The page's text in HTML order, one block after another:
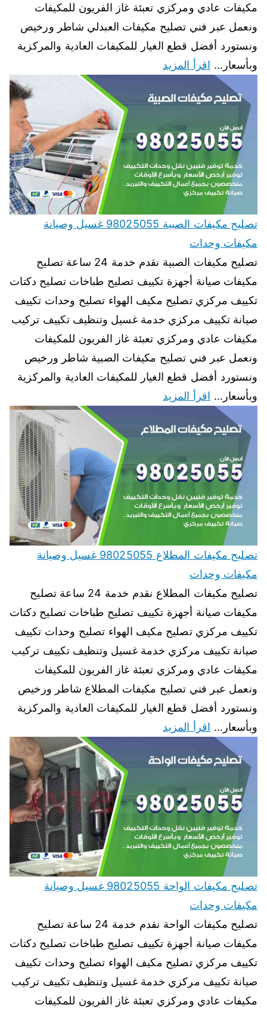
مكيفات عادي ومركزي تعبئة غاز الفريون للمكيفات
ونعمل عبر فني تصليح مكيفات العبدلي شاطر ورخيص
ونستورد أفضل قطع الغيار للمكيفات العادية والمركزية
وبأسعار… اقرأ المزيد
تصليح مكيفات الصبية 98025055 غسيل وصيانة
مكيفات وحدات
تصليح مكيفات الصبية نقدم خدمة 24 ساعة تصليح
مكيفات صيانة أجهزة تكييف تصليح طباخات تصليح دكتات
تكييف مركزي تصليح مكيف الهواء تصليح وحدات تكييف
صيانة تكييف مركزي خدمة غسيل وتنظيف تكييف تركيب
مكيفات عادي ومركزي تعبئة غاز الفريون للمكيفات
ونعمل عبر فني تصليح مكيفات الصبية شاطر ورخيص
ونستورد أفضل قطع الغيار للمكيفات العادية والمركزية
وبأسعار… اقرأ المزيد
تصليح مكيفات المطلاع 98025055 غسيل وصيانة
مكيفات وحدات
تصليح مكيفات المطلاع نقدم خدمة 24 ساعة تصليح
مكيفات صيانة أجهزة تكييف تصليح طباخات تصليح دكتات
تكييف مركزي تصليح مكيف الهواء تصليح وحدات تكييف
صيانة تكييف مركزي خدمة غسيل وتنظيف تكييف تركيب
مكيفات عادي ومركزي تعبئة غاز الفريون للمكيفات
ونعمل عبر فني تصليح مكيفات المطلاع شاطر ورخيص
ونستورد أفضل قطع الغيار للمكيفات العادية والمركزية
وبأسعار… اقرأ المزيد
تصليح مكيفات الواحة 98025055 غسيل وصيانة
مكيفات وحدات
تصليح مكيفات الواحة نقدم خدمة 24 ساعة تصليح
مكيفات صيانة أجهزة تكييف تصليح طباخات تصليح دكتات
تكييف مركزي تصليح مكيف الهواء تصليح وحدات تكييف
صيانة تكييف مركزي خدمة غسيل وتنظيف تكييف تركيب
مكيفات عادي ومركزي تعبئة غاز الفريون للمكيفات